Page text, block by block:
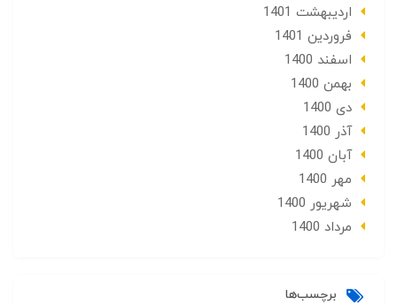
ارديبهشت 1401
فروردین 1401
اسفند 1400
بهمن 1400
دی 1400
آذر 1400
آبان 1400
مهر 1400
شهریور 1400
مرداد 1400
برچسب‌ها